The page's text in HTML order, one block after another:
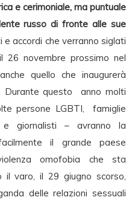
e cerimoniale, ma puntuale
russo di fronte alle sue
e accordi che verranno siglati
26 novembre prossimo nel
quello che inaugurerà
Durante questo anno molti
persone LGBTI, famiglie
e giornalisti – avranno la
il grande paese
omofobia che sta
varo, il 29 giugno scorso,
delle relazioni sessuali